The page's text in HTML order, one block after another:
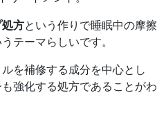
方という作りで睡眠中の摩擦
テーマらしいです。
を補修する成分を中心とし
強化する処方であることがわ